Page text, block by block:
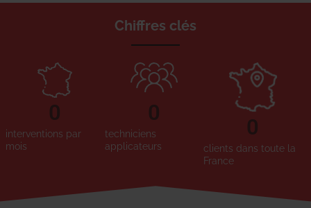
Chiffres clés
interventions par
mois
0
techniciens
applicateurs
0
clients dans toute la
France
0